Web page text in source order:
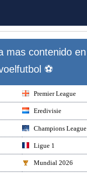
mas contenido en
⚽
Premier League
Eredivisie
Champions League
Ligue 1
Mundial 2026